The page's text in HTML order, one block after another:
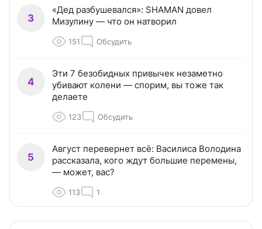
3
«Дед разбушевался»: SHAMAN довел
Мизулину — что он натворил
151 Обсудить
4
Эти 7 безобидных привычек незаметно
убивают колени — спорим, вы тоже так
делаете
123 Обсудить
5
Август перевернет всё: Василиса Володина
рассказала, кого ждут большие перемены,
— может, вас?
113 1